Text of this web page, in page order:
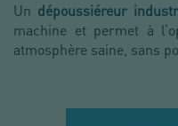
Un dépoussiéreur
machine et permet à
atmosphère saine, sans